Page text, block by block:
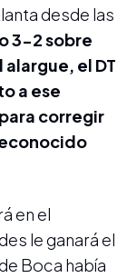
desde las
3-2 sobre
el DT
a ese
corregir
en el
le ganará el
Boca había